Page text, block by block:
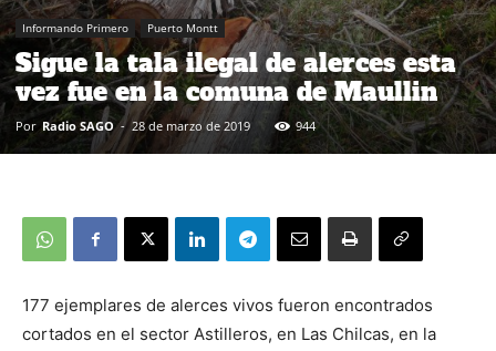
Informando Primero Puerto Montt
Sigue la tala ilegal de alerces esta
vez fue en la comuna de Maullin
Por Radio SAGO - 28 de marzo de 2019 944
177 ejemplares de alerces vivos fueron encontrados
cortados en el sector Astilleros, en Las Chilcas, en la